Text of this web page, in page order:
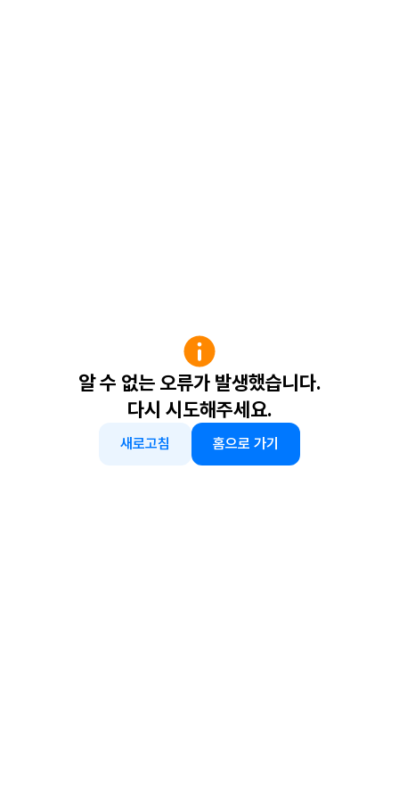
알 수 없는 오류가 발생했습니다.
다시 시도해주세요.
새로고침 홈으로 가기